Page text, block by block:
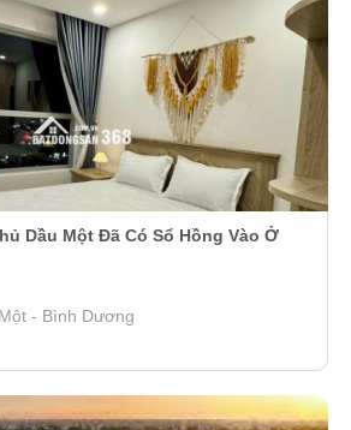
Dầu Một Đã Có Sổ Hồng Vào Ở
- Bình Dương